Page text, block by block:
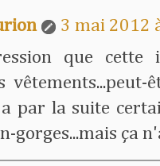
3 mai 2012
que cette
vêtements...peut-
par la suite
gorges...mais ça